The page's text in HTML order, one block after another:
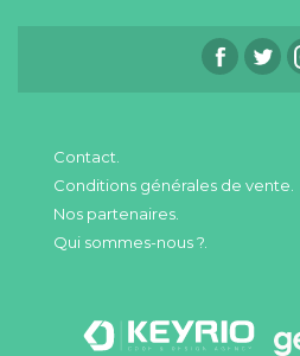
Contact.
Conditions générales de vente.
Nos partenaires.
Qui sommes-nous ?.